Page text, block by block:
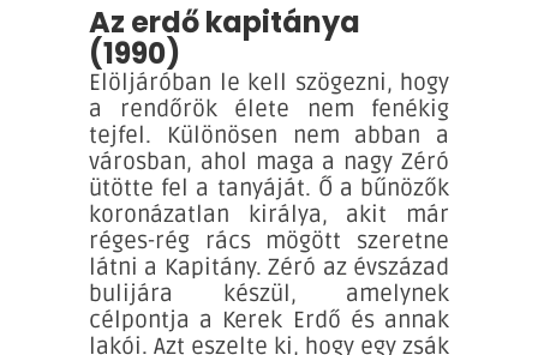
Az erdő kapitánya
(1990)
Elöljáróban le kell szögezni, hogy
a rendőrök élete nem fenékig
tejfel. Különösen nem abban a
városban, ahol maga a nagy Zéró
ütötte fel a tanyáját. Ő a bűnözők
koronázatlan királya, akit már
réges-rég rács mögött szeretne
látni a Kapitány. Zéró az évszázad
bulijára készül, amelynek
célpontja a Kerek Erdő és annak
lakói. Azt eszelte ki, hogy egy zsák